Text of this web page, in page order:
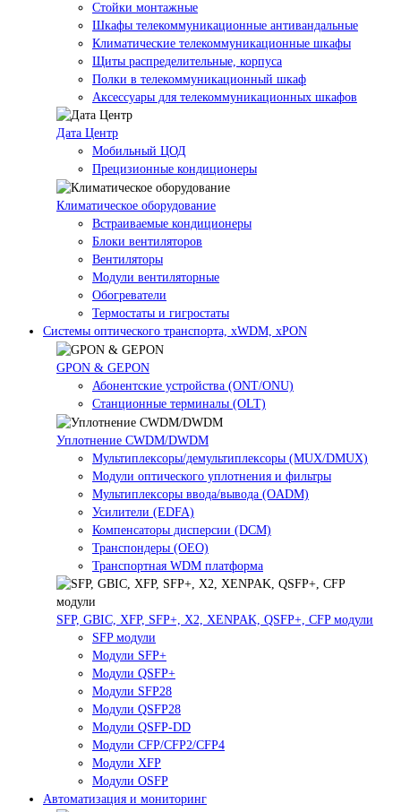
Стойки монтажные
Шкафы телекоммуникационные антивандальные
Климатические телекоммуникационные шкафы
Щиты распределительные, корпуса
Полки в телекоммуникационный шкаф
Аксессуары для телекоммуникационных шкафов
Дата Центр
Мобильный ЦОД
Прецизионные кондиционеры
Климатичeское оборудование
Встраиваемые кондиционеры
Блоки вентиляторов
Вентиляторы
Модули вентиляторные
Обогреватели
Термостаты и гигростаты
Системы оптического транспорта, xWDM, xPON
GPON & GEPON
Абонентские устройства (ONT/ONU)
Станционные терминалы (OLT)
Уплотнение CWDM/DWDM
Мультиплексоры/демультиплексоры (MUX/DMUX)
Модули оптического уплотнения и фильтры
Мультиплексоры ввода/вывода (OADM)
Усилители (EDFA)
Компенсаторы дисперсии (DCM)
Транспондеры (OEO)
Транспортная WDM платформа
SFP, GBIC, XFP, SFP+, X2, XENPAK, QSFP+, CFP модули
SFP модули
Модули SFP+
Модули QSFP+
Модули SFP28
Модули QSFP28
Модули QSFP-DD
Модули CFP/CFP2/CFP4
Модули XFP
Модули OSFP
Автоматизация и мониторинг